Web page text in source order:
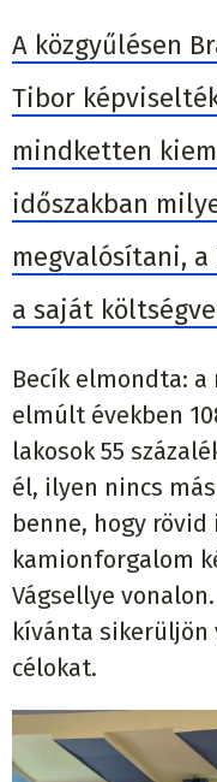
A közgyűlésen
Tibor
mindketten
időszakban
megvalósítani, a
a saját
Becík elmondta: a
elmúlt években
lakosok 55
él, ilyen nincs
benne, hogy
kamionforgalom
Vágsellye
kívánta
célokat.